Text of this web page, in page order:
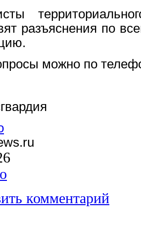
разъяснения по
можно по
комментарий